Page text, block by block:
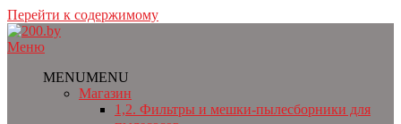
Перейти к содержимому
Меню
MENUMENU
Магазин
1,2. Фильтры и мешки-пылесборники для